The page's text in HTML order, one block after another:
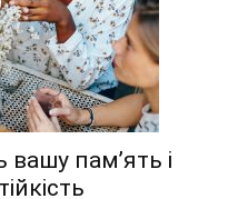
вашу пам’ять і